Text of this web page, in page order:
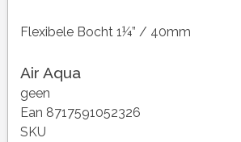
Flexibele Bocht 1¼” / 40mm
Air Aqua
geen
Ean 8717591052326
SKU